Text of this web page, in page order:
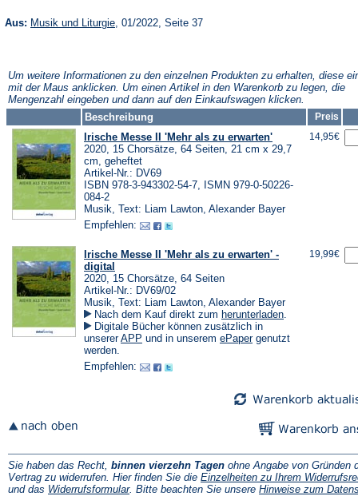
Aus: Musik und Liturgie(Öffnet
, 01/2022, Seite 37
Um weitere Informationen zu den einzelnen Produkten zu erhalten, diese
mit der Maus anklicken. Um einen Artikel in den Warenkorb zu legen, die
Mengenzahl eingeben und dann auf den Einkaufswagen klicken.
Beschreibung
Preis
Irische Messe II 'Mehr als zu erwarten'
2020, 15 Chorsätze, 64 Seiten, 21 cm x 29,7
cm, geheftet
Artikel-Nr.: DV69
ISBN 978-3-943302-54-7, ISMN 979-0-50226-
084-2
Musik, Text: Liam Lawton, Alexander Bayer
Empfehlen:
14,95€
Irische Messe II 'Mehr als zu erwarten' -
digital
2020, 15 Chorsätze, 64 Seiten
Artikel-Nr.: DV69/02
Musik, Text: Liam Lawton, Alexander Bayer
Nach dem Kauf direkt zum herunterladen(Öffnet
einem
.
Digitale Bücher können zusätzlich in
unsererAPP (Öffnet
neuen
und in unserem ePaper(Öffnet
genutzt
werden.
Empfehlen:
19,99€
Sie haben das Recht, binnen vierzehn Tagen ohne Angabe von Gründen
Vertrag zu widerrufen. Hier finden Sie die Einzelheiten zu Ihrem
und das Widerrufsformular(Öffnet
. Bitte beachten Sie unsere Hinweise zum